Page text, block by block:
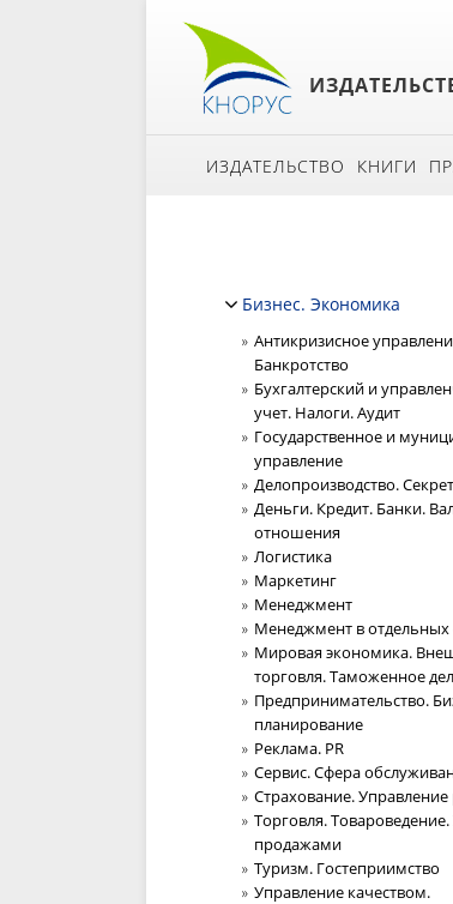
ИЗДАТЕЛЬСТВО КНИГИ
Бизнес. Экономика
Антикризисное
Банкротство
Бухгалтерский и
учет. Налоги. Аудит
Государственное и
управление
Делопроизводство.
Деньги. Кредит. Банки.
отношения
Логистика
Маркетинг
Менеджмент
Менеджмент в отдельных
Мировая экономика.
торговля. Таможенное
Предпринимательство.
планирование
Реклама. PR
Сервис. Сфера
Страхование.
Торговля.
продажами
Туризм. Гостеприимство
Управление качеством.